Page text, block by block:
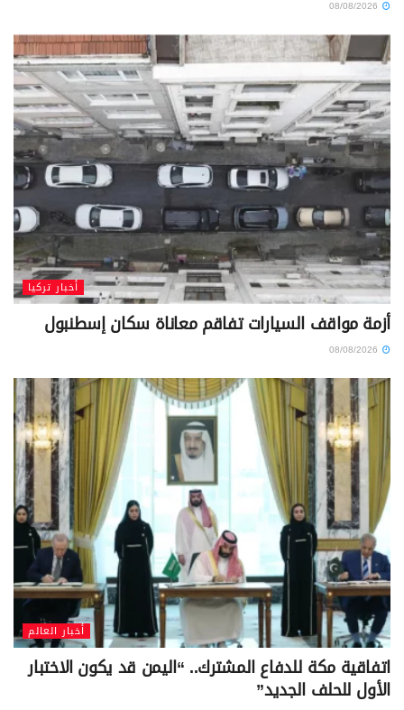
أخبار تركيا
أزمة مواقف السيارات تفاقم معاناة سكان إسطنبول
أخبار العالم
اتفاقية مكة للدفاع المشترك.. “اليمن قد يكون الاختبار
الأول للحلف الجديد”